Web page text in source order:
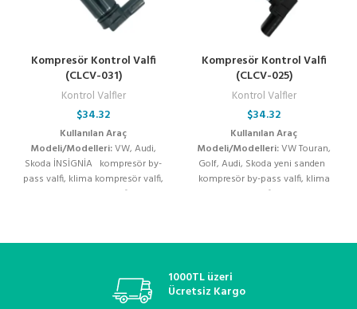
Kompresör Kontrol Valfi
(CLCV-031)
Kontrol Valfler
$34.32
Kullanılan Araç
Modeli/Modelleri:VW, Audi,
Skoda İNSİGNİA kompresör by-
pass valfi, klima kompresör valfi,
kompresör kontrol valfi, klima
zexel kompresör valfi, sanden
kompresör elektrikli valfi, klima
basınç regülatörü, soğutucu
Kompresör Kontrol Valfi
(CLCV-025)
Kontrol Valfler
$34.32
Kullanılan Araç
Modeli/Modelleri:VW Touran,
Golf, Audi, Skoda yeni sanden
kompresör by-pass valfi, klima
kompresör valfi, kompresör
valeo klima valfi, zexel kompresör
valfi, zigzel klima valfi, oto klima
yedek parça, kompresör elektrikli
valfi, klima basınç regülatörü,
1000TL üzeri
Ücretsiz Kargo